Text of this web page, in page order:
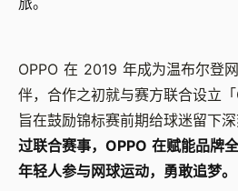
OPPO 在 2019 年成为温布尔登
伴，合作之初就与赛方联合设立「
旨在鼓励锦标赛前期给球迷留下深
过联合赛事，OPPO 在赋能品牌
年轻人参与网球运动，勇敢追梦。